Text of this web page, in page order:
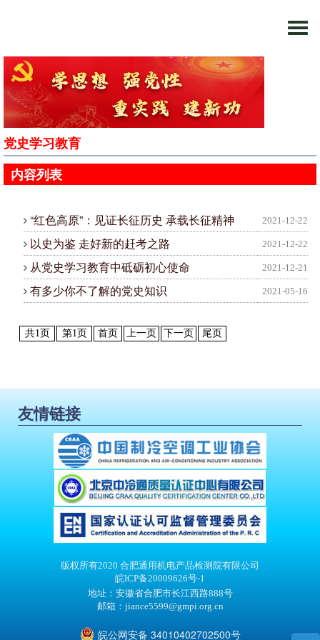
党史学习教育
内容列表
“红色高原”：见证长征历史 承载长征精神 2021-12-22
以史为鉴 走好新的赶考之路 2021-12-22
从党史学习教育中砥砺初心使命 2021-12-21
有多少你不了解的党史知识 2021-05-16
共1页 第1页 首页 上一页 下一页 尾页
友情链接
版权所有2020 合肥通用机电产品检测院有限公司
皖ICP备20009626号-1
地址：安徽省合肥市长江西路888号
邮箱：jiance5599@gmpi.org.cn
皖公网安备 34010402702500号